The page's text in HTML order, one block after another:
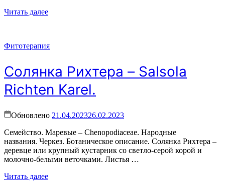
Читать далее
Фитотерапия
Солянка Рихтера – Salsola
Richten Karel.
Обновлено 21.04.202326.02.2023
Семейство. Маревые – Chenopodiaceae. Народные
названия. Черкез. Ботаническое описание. Солянка Рихтера –
деревце или крупный кустарник со светло-серой корой и
молочно-белыми веточками. Листья …
Читать далее